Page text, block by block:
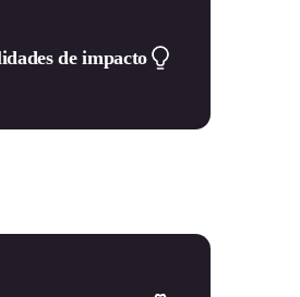
de impacto